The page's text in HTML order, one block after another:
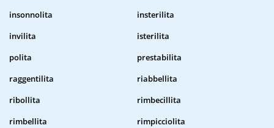
insonnolita
insterilita
invilita
isterilita
polita
prestabilita
raggentilita
riabbellita
ribollita
rimbecillita
rimbellita
rimpicciolita